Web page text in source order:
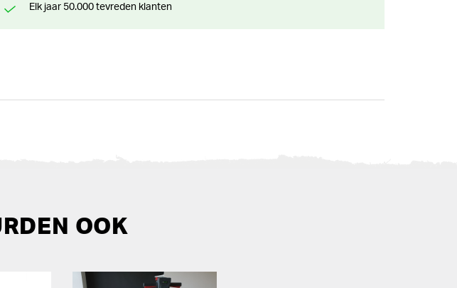
Elk jaar 50.000 tevreden klanten
OOK